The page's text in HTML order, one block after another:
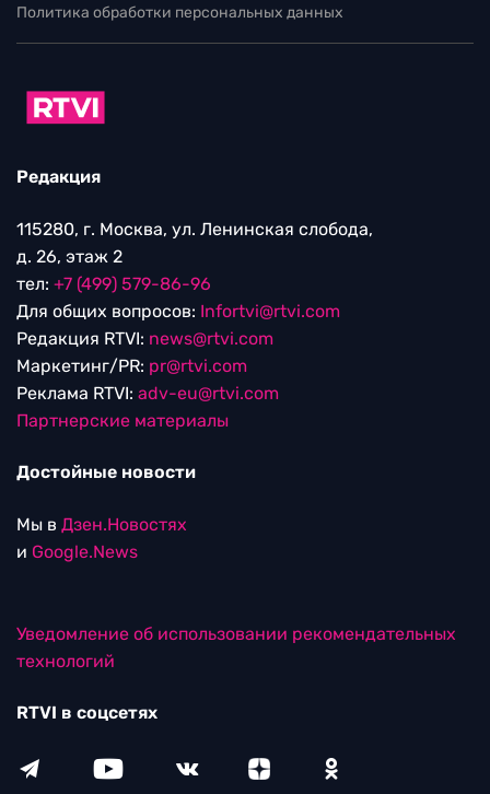
Политика обработки персональных данных
Редакция
115280, г. Москва, ул. Ленинская слобода,
д. 26, этаж 2
тел: +7 (499) 579-86-96
Для общих вопросов: Infortvi@rtvi.com
Редакция RTVI: news@rtvi.com
Маркетинг/PR: pr@rtvi.com
Реклама RTVI: adv-eu@rtvi.com
Партнерские материалы
Достойные новости
Мы в Дзен.Новостях
и Google.News
Уведомление об использовании рекомендательных
технологий
RTVI в соцсетях